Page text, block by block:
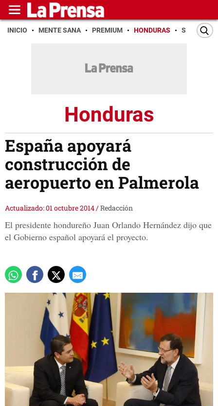
INICIO MENTE SANA PREMIUM HONDURAS SAN PEDRO
Honduras
España apoyará
construcción de
aeropuerto en Palmerola
Actualizado: 01 octubre 2014/Redacción
El presidente hondureño Juan Orlando Hernández dijo que
el Gobierno español apoyará el proyecto.